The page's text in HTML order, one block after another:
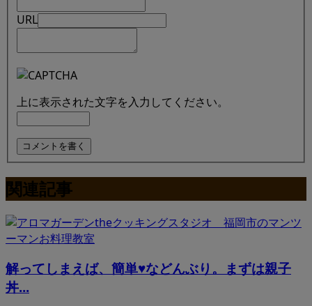
URL
上に表示された文字を入力してください。
関連記事
解ってしまえば、簡単♥などんぶり。まずは親子
丼...